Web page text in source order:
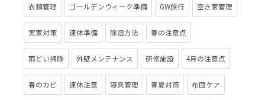
衣類管理 ゴールデンウィーク準備 GW旅行 空き家管理
実家対策 連休準備 除湿方法 春の注意点
雨どい掃除 外壁メンテナンス 研修施設 4月の注意点
春のカビ 連休注意 寝具管理 春夏対策 布団ケア